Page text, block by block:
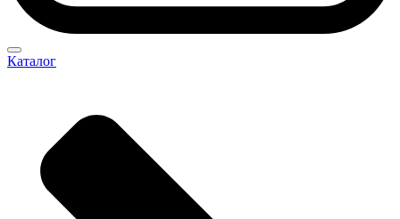
Каталог